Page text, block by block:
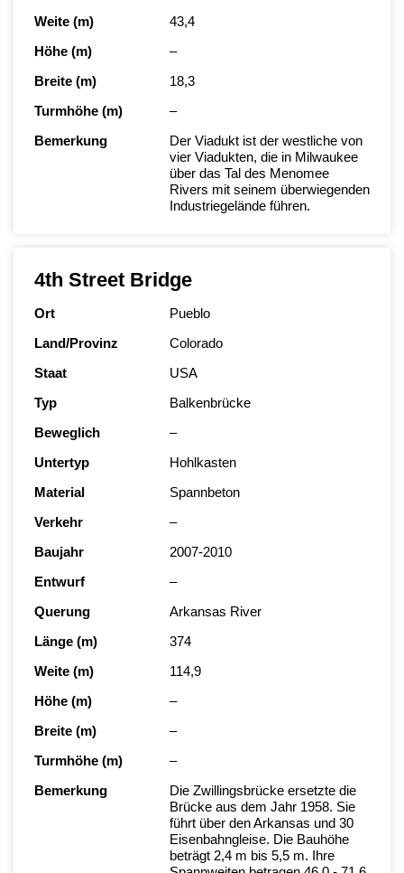
Weite (m)
43,4
Höhe (m)
–
Breite (m)
18,3
Turmhöhe (m)
–
Bemerkung
Der Viadukt ist der westliche von
vier Viadukten, die in Milwaukee
über das Tal des Menomee
Rivers mit seinem überwiegenden
Industriegelände führen.
4th Street Bridge
Ort
Pueblo
Land/Provinz
Colorado
Staat
USA
Typ
Balkenbrücke
Beweglich
–
Untertyp
Hohlkasten
Material
Spannbeton
Verkehr
–
Baujahr
2007-2010
Entwurf
–
Querung
Arkansas River
Länge (m)
374
Weite (m)
114,9
Höhe (m)
–
Breite (m)
–
Turmhöhe (m)
–
Bemerkung
Die Zwillingsbrücke ersetzte die
Brücke aus dem Jahr 1958. Sie
führt über den Arkansas und 30
Eisenbahngleise. Die Bauhöhe
beträgt 2,4 m bis 5,5 m. Ihre